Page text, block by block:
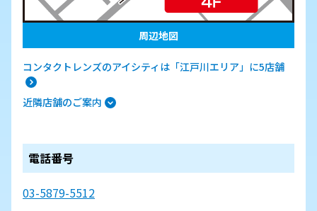
周辺地図
コンタクトレンズのアイシティは「江戸川エリア」に5店舗
近隣店舗のご案内
電話番号
03-5879-5512